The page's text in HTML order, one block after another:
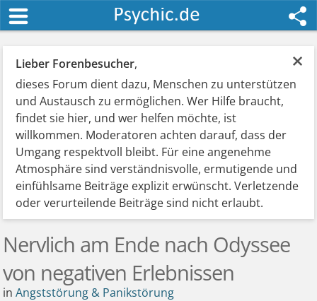
×
Lieber Forenbesucher,
dieses Forum dient dazu, Menschen zu unterstützen
und Austausch zu ermöglichen. Wer Hilfe braucht,
findet sie hier, und wer helfen möchte, ist
willkommen. Moderatoren achten darauf, dass der
Umgang respektvoll bleibt. Für eine angenehme
Atmosphäre sind verständnisvolle, ermutigende und
einfühlsame Beiträge explizit erwünscht. Verletzende
oder verurteilende Beiträge sind nicht erlaubt.
Nervlich am Ende nach Odyssee
von negativen Erlebnissen
inAngststörung & Panikstörung